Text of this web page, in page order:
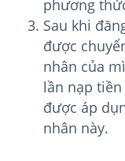
phương
Sau khi
được
nhân của
lần nạp
được áp
nhân này.